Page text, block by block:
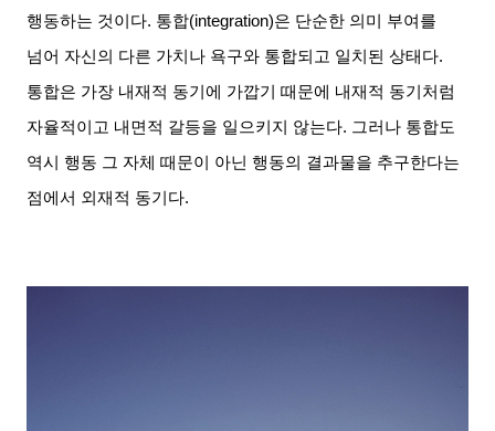
행동하는 것이다. 통합(integration)은 단순한 의미 부여를
넘어 자신의 다른 가치나 욕구와 통합되고 일치된 상태다.
통합은 가장 내재적 동기에 가깝기 때문에 내재적 동기처럼
자율적이고 내면적 갈등을 일으키지 않는다. 그러나 통합도
역시 행동 그 자체 때문이 아닌 행동의 결과물을 추구한다는
점에서 외재적 동기다.